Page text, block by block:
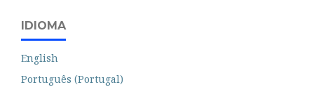
IDIOMA
English
Português (Portugal)